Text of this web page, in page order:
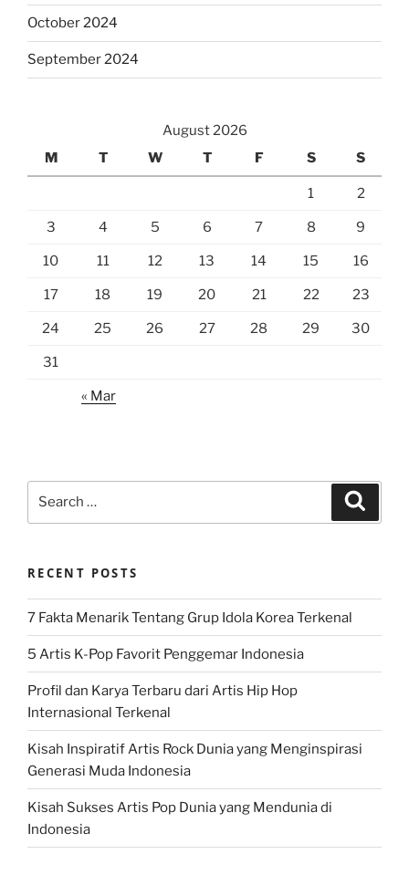
October 2024
September 2024
August 2026
M
T W T F S S
1 2
3 4 5 6 7 8 9
10 11 12 13 14 15 16
17 18 19 20 21 22 23
24 25 26 27 28 29 30
31
« Mar
RECENT POSTS
7 Fakta Menarik Tentang Grup Idola Korea Terkenal
5 Artis K-Pop Favorit Penggemar Indonesia
Profil dan Karya Terbaru dari Artis Hip Hop
Internasional Terkenal
Kisah Inspiratif Artis Rock Dunia yang Menginspirasi
Generasi Muda Indonesia
Kisah Sukses Artis Pop Dunia yang Mendunia di
Indonesia